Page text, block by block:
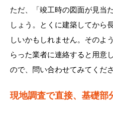
ただ、「竣工時の図面が見当
しょう。とくに建築してから
しいかもしれません。そのよ
らった業者に連絡すると用意
ので、問い合わせてみてくださ
現地調査で直接、基礎部